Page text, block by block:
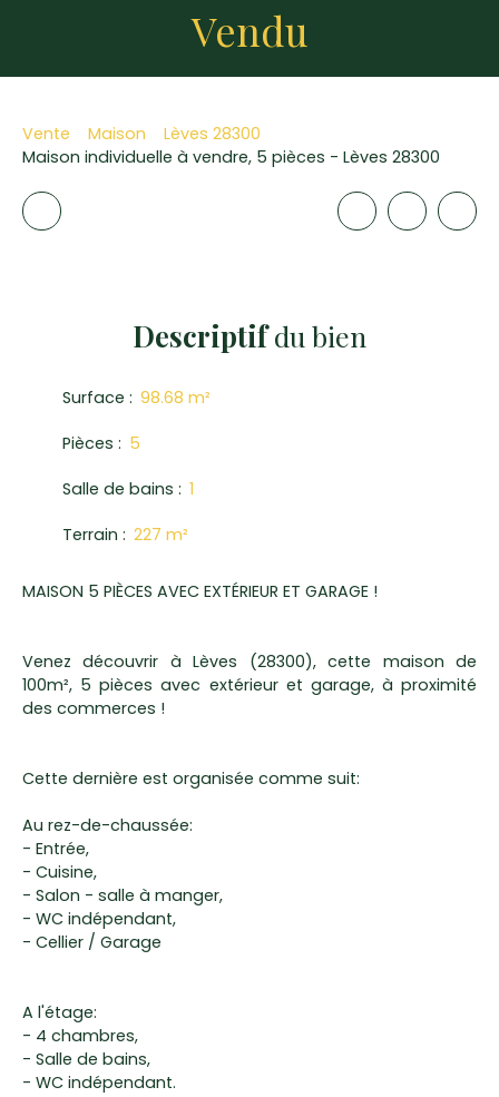
Vendu
Vente Maison
Lèves 28300
Maison individuelle à vendre, 5 pièces - Lèves 28300
Descriptifdu bien
Surface : 98.68 m²
Pièces : 5
Salle de bains : 1
Terrain : 227 m²
MAISON 5 PIÈCES AVEC EXTÉRIEUR ET GARAGE !
Venez découvrir à Lèves (28300), cette maison de
100m², 5 pièces avec extérieur et garage, à proximité
des commerces !
Cette dernière est organisée comme suit:
Au rez-de-chaussée:
- Entrée,
- Cuisine,
- Salon - salle à manger,
- WC indépendant,
- Cellier / Garage
A l'étage:
- 4 chambres,
- Salle de bains,
- WC indépendant.